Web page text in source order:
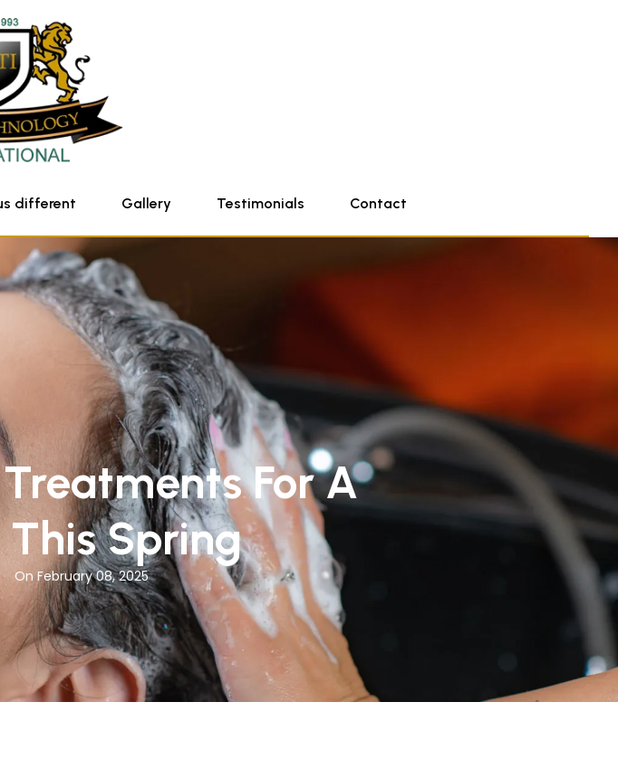
different Gallery Testimonials Contact
For A
Spring
On February 08, 2025